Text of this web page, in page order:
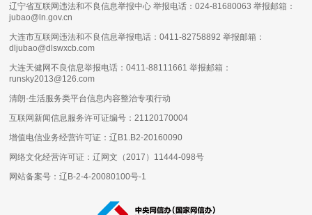
辽宁省互联网违法和不良信息举报中心 举报电话：024-81680063 举报邮箱：
jubao@ln.gov.cn
大连市互联网违法和不良信息举报电话：0411-82758892 举报邮箱：
dljubao@dlswxcb.com
大连天健网不良信息举报电话：0411-88111661 举报邮箱：
runsky2013@126.com
清朗·生活服务类平台信息内容整治专项行动
互联网新闻信息服务许可证编号：21120170004
增值电信业务经营许可证：辽B1.B2-20160090
网络文化经营许可证：辽网文（2017）11444-098号
网站备案号：辽B-2-4-20080100号-1